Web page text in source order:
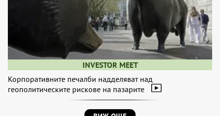
INVESTOR MEET
Корпоративните печалби надделяват над
геополитическите рискове на пазарите